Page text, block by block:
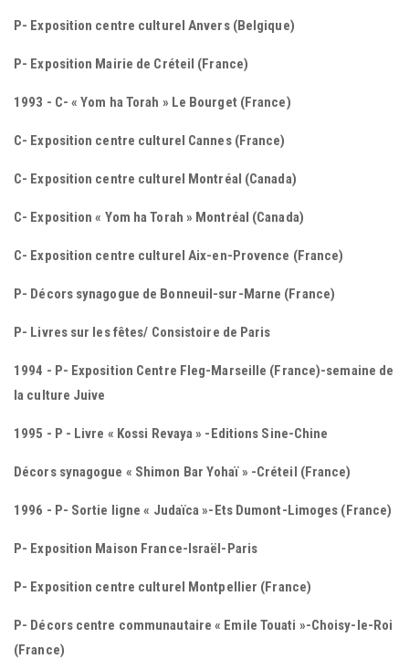
P- Exposition centre culturel Anvers (Belgique)
P- Exposition Mairie de Créteil (France)
1993 - C- « Yom ha Torah » Le Bourget (France)
C- Exposition centre culturel Cannes (France)
C- Exposition centre culturel Montréal (Canada)
C- Exposition « Yom ha Torah » Montréal (Canada)
C- Exposition centre culturel Aix-en-Provence (France)
P- Décors synagogue de Bonneuil-sur-Marne (France)
P- Livres sur les fêtes/ Consistoire de Paris
1994 - P- Exposition Centre Fleg-Marseille (France)-semaine de
la culture Juive
1995 - P - Livre « Kossi Revaya » -Editions Sine-Chine
Décors synagogue « Shimon Bar Yohaï » -Créteil (France)
1996 - P- Sortie ligne « Judaïca »-Ets Dumont-Limoges (France)
P- Exposition Maison France-Israël-Paris
P- Exposition centre culturel Montpellier (France)
P- Décors centre communautaire « Emile Touati »-Choisy-le-Roi
(France)